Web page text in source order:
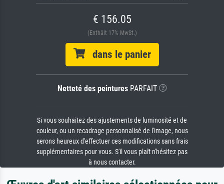
€ 156.05
(Enthält 17% MwSt.)
dans le panier
Netteté des peinturesPARFAIT
Si vous souhaitez des ajustements de luminosité et de
couleur, ou un recadrage personnalisé de l'image, nous
serons heureux d'effectuer ces modifications sans frais
supplémentaires pour vous. S'il vous plaît n'hésitez pas
à nous contacter.